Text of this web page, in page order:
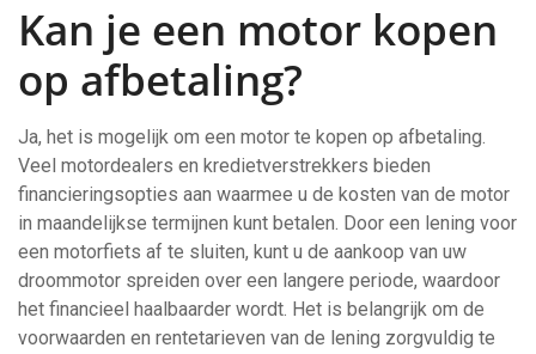
Kan je een motor kopen
op afbetaling?
Ja, het is mogelijk om een motor te kopen op afbetaling.
Veel motordealers en kredietverstrekkers bieden
financieringsopties aan waarmee u de kosten van de motor
in maandelijkse termijnen kunt betalen. Door een lening voor
een motorfiets af te sluiten, kunt u de aankoop van uw
droommotor spreiden over een langere periode, waardoor
het financieel haalbaarder wordt. Het is belangrijk om de
voorwaarden en rentetarieven van de lening zorgvuldig te